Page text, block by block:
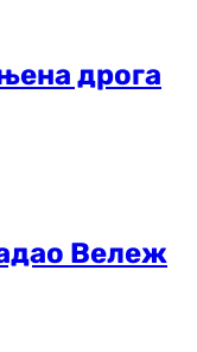
дрога
Вележ